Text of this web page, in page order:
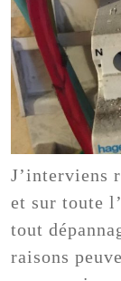
J’interviens
et sur toute
tout
raisons